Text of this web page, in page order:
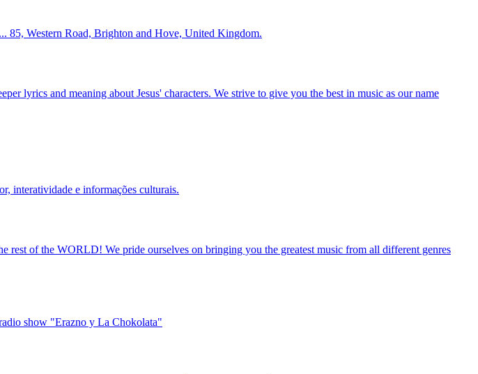
85, Western Road, Brighton and Hove, United Kingdom.
lyrics and meaning about Jesus' characters. We strive to give you the best in music as our name
interatividade e informações culturais.
of the WORLD! We pride ourselves on bringing you the greatest music from all different genres
show "Erazno y La Chokolata"